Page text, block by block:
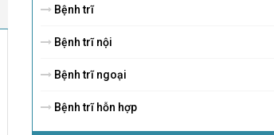
Bệnh trĩ
Bệnh trĩ nội
Bệnh trĩ ngoại
Bệnh trĩ hỗn hợp